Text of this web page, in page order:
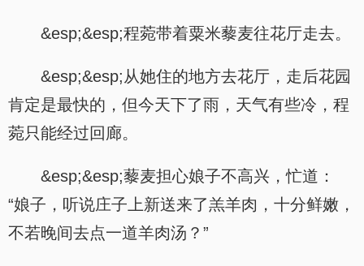
&esp;&esp;程菀带着粟米藜麦往花厅走去。
&esp;&esp;从她住的地方去花厅，走后花园
肯定是最快的，但今天下了雨，天气有些冷，程
菀只能经过回廊。
&esp;&esp;藜麦担心娘子不高兴，忙道：
“娘子，听说庄子上新送来了羔羊肉，十分鲜嫩，
不若晚间去点一道羊肉汤？”